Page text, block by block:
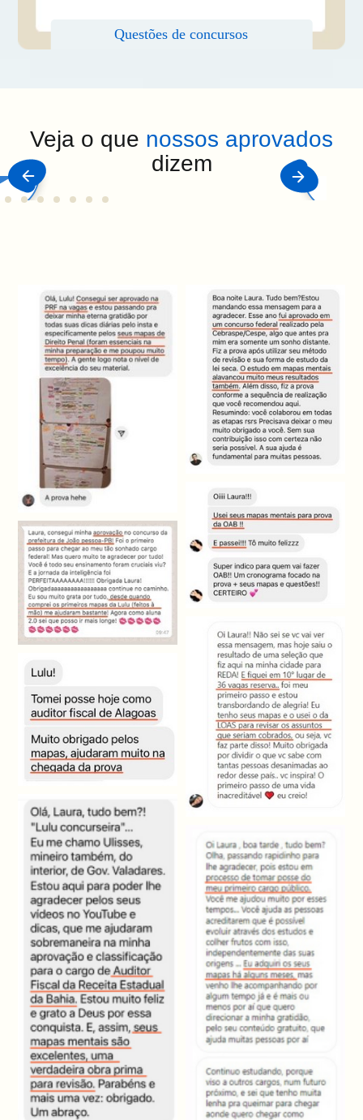
Veja o que nossos aprovados
dizem